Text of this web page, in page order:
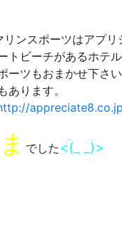
ンスポーツはアプ
トビーチがあるホテ
ーツもおまかせ下さい
あります。
でした <(_ _)>